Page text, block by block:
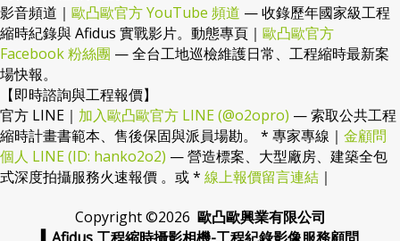
【影音與社群實證】
影音頻道｜歐凸歐官方 YouTube 頻道— 收錄歷年國家級工程
縮時紀錄與 Afidus 實戰影片。動態專頁｜歐凸歐官方
Facebook 粉絲團
場快報。
【即時諮詢與工程報價】
官方 LINE｜加入歐凸歐官方 LINE (@o2opro)— 索取公共工程
縮時計畫書範本、售後保固與派員場勘。 * 專家專線｜金顧問
個人 LINE (ID: hanko2o2) — 營造標案、大型廠房、建築全包